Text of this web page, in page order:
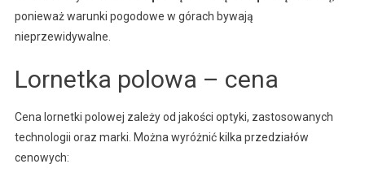
ponieważ warunki pogodowe w górach bywają
nieprzewidywalne.
Lornetka polowa – cena
Cena lornetki polowej zależy od jakości optyki, zastosowanych
technologii oraz marki. Można wyróżnić kilka przedziałów
cenowych: